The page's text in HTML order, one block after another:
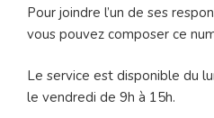
Pour joindre l’un de ses
vous pouvez composer ce
Le service est disponible du
le vendredi de 9h à 15h.